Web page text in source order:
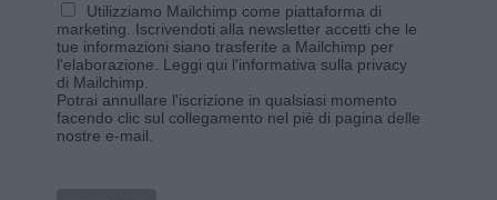
Utilizziamo Mailchimp come piattaforma di
marketing. Iscrivendoti alla newsletter accetti che le
tue informazioni siano trasferite a Mailchimp per
l'elaborazione. Leggi qui l'informativa sulla privacy
di Mailchimp
Potrai annullare l'iscrizione in qualsiasi momento
facendo clic sul collegamento nel piè di pagina delle
nostre e-mail.